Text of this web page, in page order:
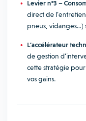
Levier n°3 –
direct de
pneus, vidanges…)
L’accélérateur
de gestion
cette stratégie
vos gains.